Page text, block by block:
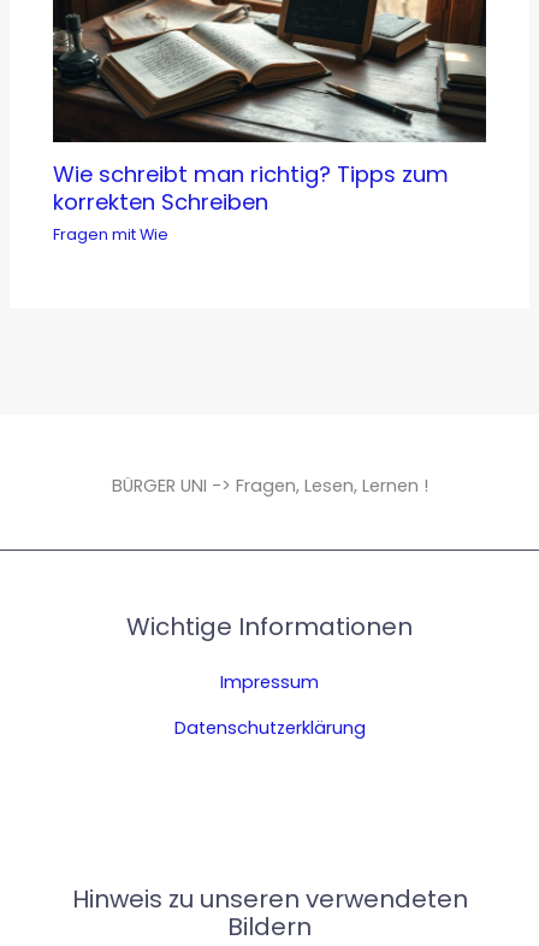
Wie schreibt man richtig? Tipps zum
korrekten Schreiben
Fragen mit Wie
BÜRGER UNI -> Fragen, Lesen, Lernen !
Wichtige Informationen
Impressum
Datenschutzerklärung
Hinweis zu unseren verwendeten
Bildern